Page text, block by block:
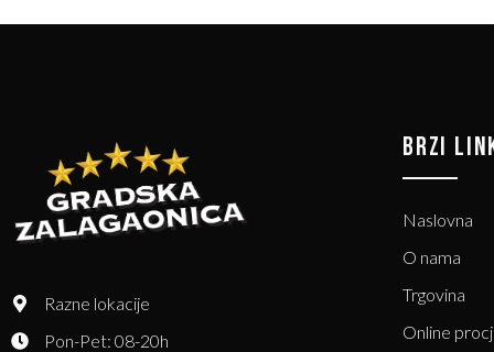
Razne lokacije
Pon-Pet: 08-20h
BRZI
Naslovna
O nama
Trgovina
Online